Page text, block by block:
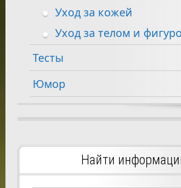
Уход за кожей
Уход за телом и
Тесты
Юмор
Найти